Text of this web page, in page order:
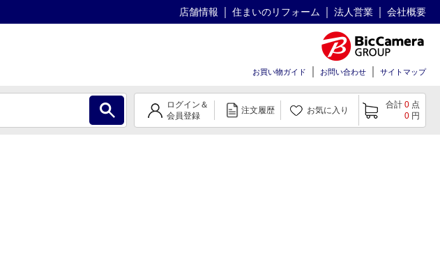
店舗情報 住まいのリフォーム 法人営業 会社概要
お買い物ガイド お問い合わせ サイトマップ
ログイン＆
会員登録
注文履歴 お気に入り
合計 0 点
0 円